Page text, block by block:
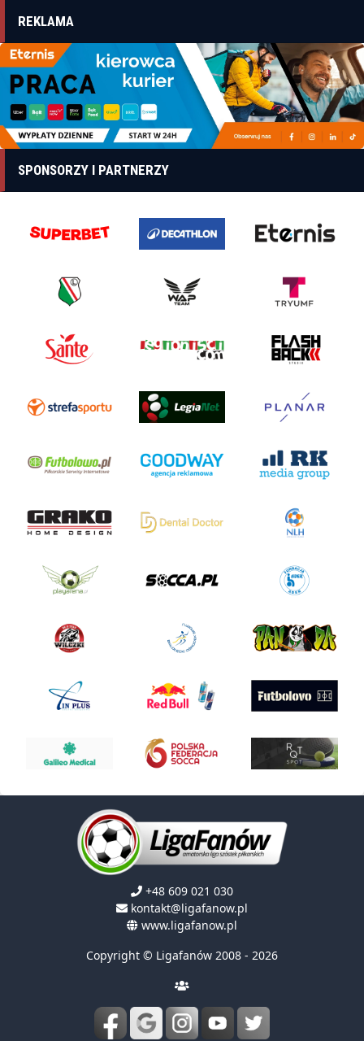
REKLAMA
SPONSORZY I PARTNERZY
+48 609 021 030
kontakt@ligafanow.pl
www.ligafanow.pl
Copyright © Ligafanów 2008 - 2026